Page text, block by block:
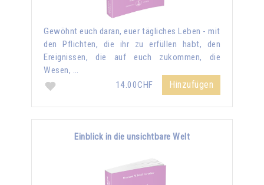
Gewöhnt euch daran, euer tägliches Leben - mit
den Pflichten, die ihr zu erfüllen habt, den
Ereignissen, die auf euch zukommen, die
Wesen, …
14.00CHF
Hinzufügen
Einblick in die unsichtbare Welt